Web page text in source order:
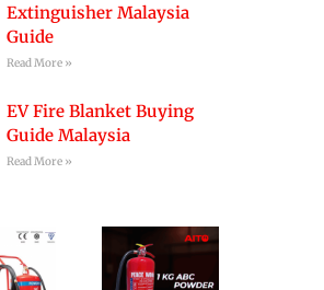
Extinguisher Malaysia
Guide
Read More »
EV Fire Blanket Buying
Guide Malaysia
Read More »